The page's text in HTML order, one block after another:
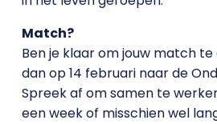
Match?
Ben je klaar om jouw match
dan op 14 februari naar de
Spreek af om samen te
een week of misschien wel